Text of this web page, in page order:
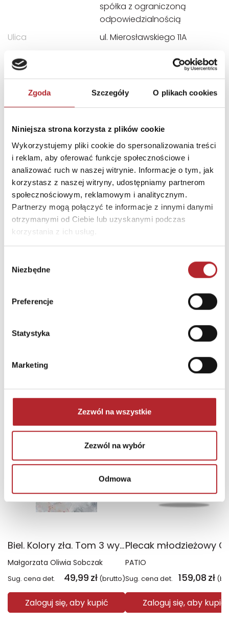
Zgoda Szczegóły O plikach cookies
Niniejsza strona korzysta z plików cookie
Wykorzystujemy pliki cookie do spersonalizowania treści
i reklam, aby oferować funkcje społecznościowe i
analizować ruch w naszej witrynie. Informacje o tym, jak
korzystasz z naszej witryny, udostępniamy partnerom
społecznościowym, reklamowym i analitycznym.
Partnerzy mogą połączyć te informacje z innymi danymi
otrzymanymi od Ciebie lub uzyskanymi podczas
korzystania z ich usług.
zgody
Niezbędne
Preferencje
Statystyka
Marketing
Zezwól na wszystkie
Zezwól na wybór
Odmowa
spółka z ograniczoną
odpowiedzialnością
Ulica
ul. Mierosławskiego 11A
Miasto
E-mail
marginesy@marginesy.co
NAJCZĘŚCIEJ KUPOWANE zobacz więcej
Wyłączność
Biel. Kolory zła. Tom 3 wyd. 2025
Małgorzata Oliwia Sobczak
Sug. cena det. 49,99 zł (brutto)
Zaloguj się, aby kupić
TOP 100
PATIO
Sug. cena det. 159,08 zł
Zaloguj się, aby kupić